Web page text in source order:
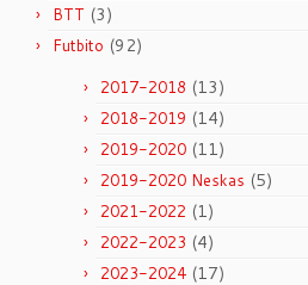
BTT (3)
Futbito (92)
2017-2018 (13)
2018-2019 (14)
2019-2020 (11)
2019-2020 Neskas (5)
2021-2022 (1)
2022-2023 (4)
2023-2024 (17)